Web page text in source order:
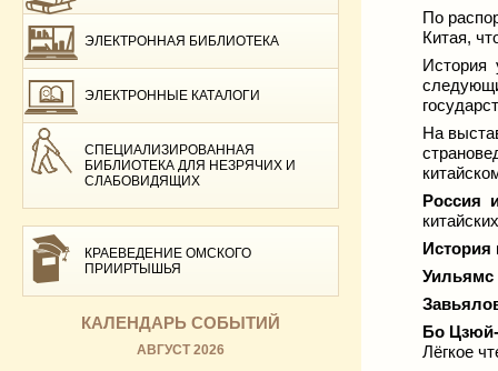
ЭЛЕКТРОННАЯ БИБЛИОТЕКА
ЭЛЕКТРОННЫЕ КАТАЛОГИ
СПЕЦИАЛИЗИРОВАННАЯ
БИБЛИОТЕКА ДЛЯ НЕЗРЯЧИХ И
СЛАБОВИДЯЩИХ
КРАЕВЕДЕНИЕ ОМСКОГО
ПРИИРТЫШЬЯ
КАЛЕНДАРЬ СОБЫТИЙ
АВГУСТ 2026
По
Китая,
История
На
Россия
История
Уильямс
Бо
Лёгкое